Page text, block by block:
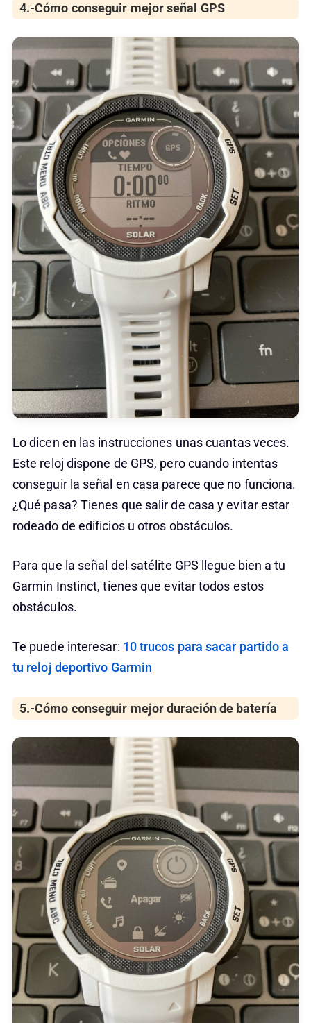
4.-Cómo conseguir mejor señal GPS
Lo dicen en las instrucciones unas cuantas veces.
Este reloj dispone de GPS, pero cuando intentas
conseguir la señal en casa parece que no funciona.
¿Qué pasa? Tienes que salir de casa y evitar estar
rodeado de edificios u otros obstáculos.
Para que la señal del satélite GPS llegue bien a tu
Garmin Instinct, tienes que evitar todos estos
obstáculos.
Te puede interesar: 10 trucos para sacar partido a
tu reloj deportivo Garmin
5.-Cómo conseguir mejor duración de batería